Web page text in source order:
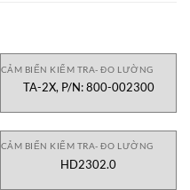
CẢM BIẾN KIỂM TRA- ĐO LƯỜNG
TA-2X, P/N: 800-002300
CẢM BIẾN KIỂM TRA- ĐO LƯỜNG
HD2302.0